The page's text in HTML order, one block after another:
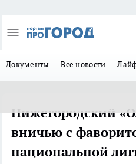
Документы Все новости
Нижегородский
вничью с
национальной